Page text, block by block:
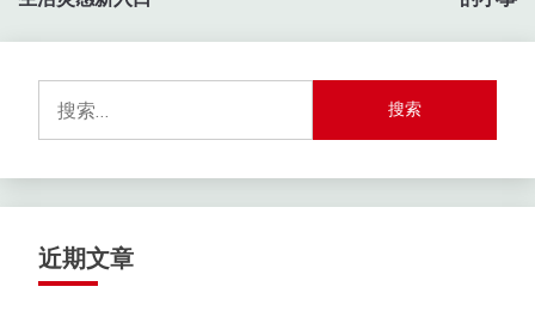
航
索：
近期文章